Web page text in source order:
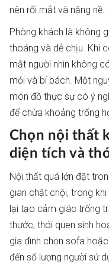
nên rối mắt và nặng nề.
Phòng khách là không
thoáng và dễ chịu. Khi
mắt người nhìn không
mỏi và bí bách. Một
món đồ thực sự có ý
để chừa khoảng trống
Chọn nội thất
diện tích và
Nội thất quá lớn đặt
gian chật chội, trong
lại tạo cảm giác trống
thước, thói quen sinh
gia đình chọn sofa
đến số lượng người sử